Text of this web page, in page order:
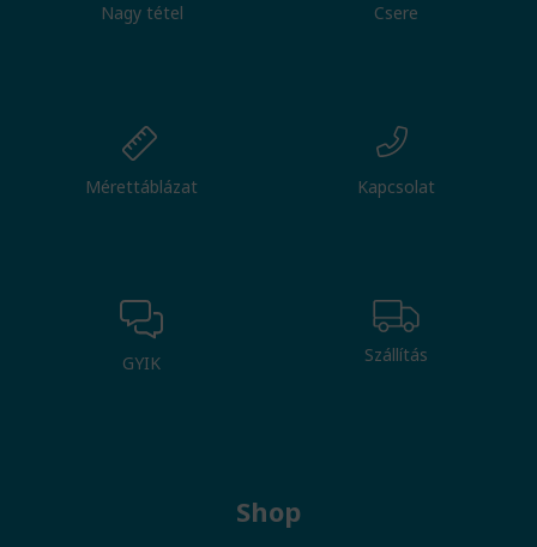
Nagy tétel Csere
Mérettáblázat Kapcsolat
GYIK Szállítás
Shop